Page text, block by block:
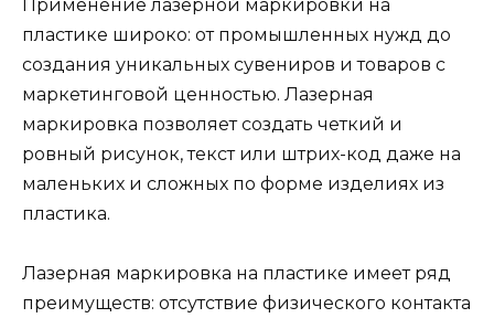
Применение лазерной маркировки на
пластике широко: от промышленных нужд до
создания уникальных сувениров и товаров с
маркетинговой ценностью. Лазерная
маркировка позволяет создать четкий и
ровный рисунок, текст или штрих-код даже на
маленьких и сложных по форме изделиях из
пластика.
Лазерная маркировка на пластике имеет ряд
преимуществ: отсутствие физического контакта